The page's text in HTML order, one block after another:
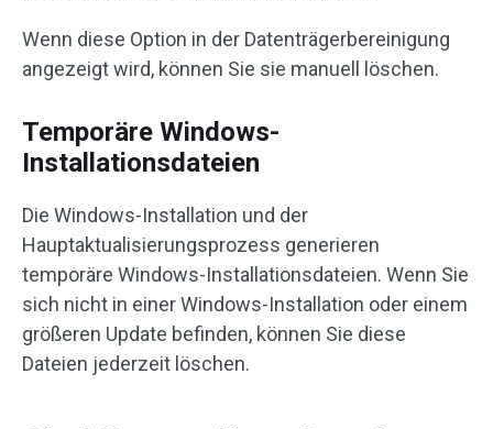
Wenn diese Option in der Datenträgerbereinigung
angezeigt wird, können Sie sie manuell löschen.
Temporäre Windows-
Installationsdateien
Die Windows-Installation und der
Hauptaktualisierungsprozess generieren
temporäre Windows-Installationsdateien. Wenn Sie
sich nicht in einer Windows-Installation oder einem
größeren Update befinden, können Sie diese
Dateien jederzeit löschen.